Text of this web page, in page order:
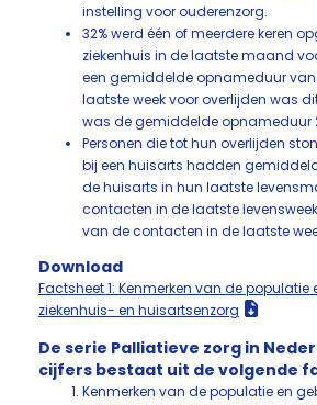
instelling voor ouderenzorg.
32% werd één of meerdere keren
ziekenhuis in de laatste maand
een gemiddelde opnameduur van
laatste week voor overlijden was
was de gemiddelde opnameduur
Personen die tot hun overlijden
bij een huisarts hadden
de huisarts in hun laatste
contacten in de laatste
van de contacten in de laatste
Download
Factsheet 1: Kenmerken van de populatie
ziekenhuis- en huisartsenzorg​
De serie Palliatieve zorg in
cijfers bestaat uit de volgende
Kenmerken van de populatie en